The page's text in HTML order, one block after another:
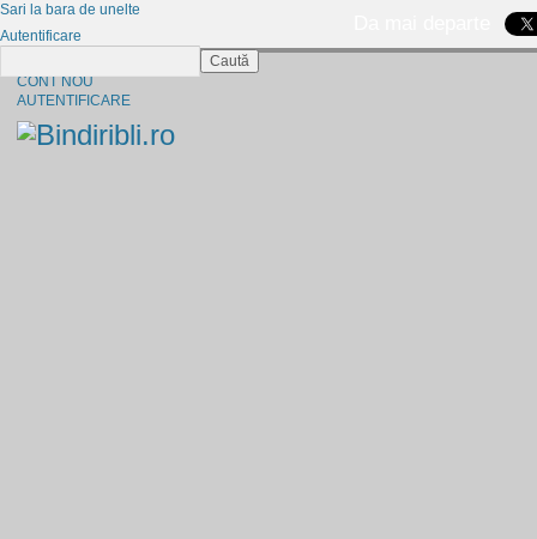
CONT NOU
AUTENTIFICARE
Sari la bara de unelte
Autentificare
Caută